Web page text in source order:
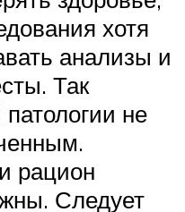
хотя
анализы и
Так
не
рацион
Следует